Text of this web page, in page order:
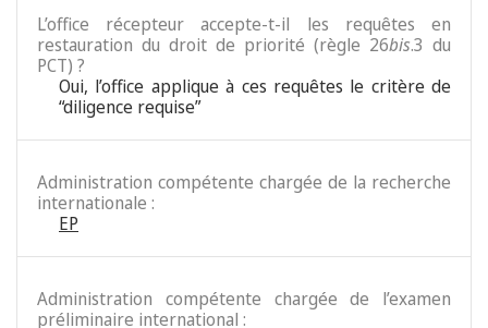
L’office récepteur accepte-t-il les requêtes en
restauration du droit de priorité (règle 26bis.3 du
PCT) ?
Oui, l’office applique à ces requêtes le critère de
“diligence requise”
Administration compétente chargée de la recherche
internationale :
EP
Administration compétente chargée de l’examen
préliminaire international :